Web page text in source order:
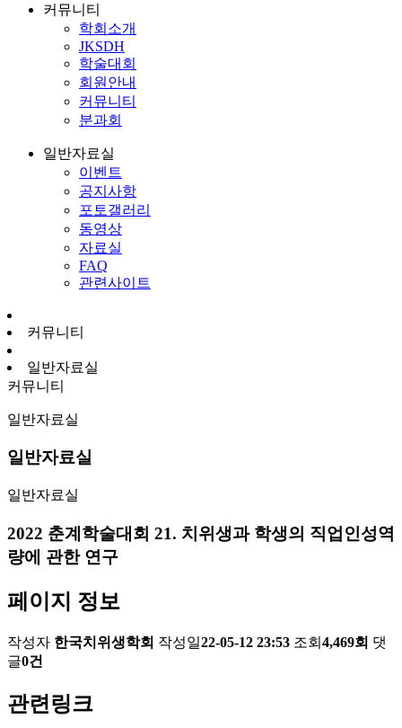
커뮤니티
학회소개
JKSDH
학술대회
회원안내
커뮤니티
분과회
일반자료실
이벤트
공지사항
포토갤러리
동영상
자료실
FAQ
관련사이트
커뮤니티
일반자료실
커뮤니티
일반자료실
일반자료실
일반자료실
2022 춘계학술대회 21. 치위생과 학생의 직업인성역
량에 관한 연구
페이지 정보
작성자 한국치위생학회 작성일22-05-12 23:53 조회 4,469회 댓
글0건
관련링크